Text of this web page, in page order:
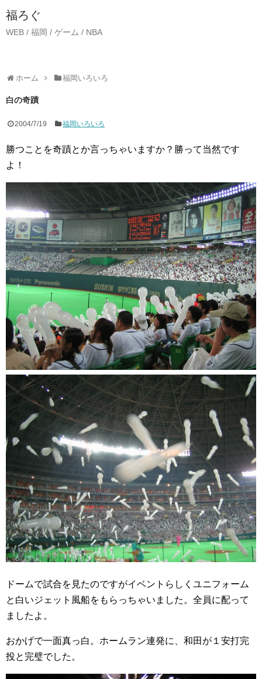
福ろぐ
WEB / 福岡 / ゲーム / NBA
ホーム 福岡いろいろ
白の奇蹟
2004/7/19 福岡いろいろ
勝つことを奇蹟とか言っちゃいますか？勝って当然です
よ！
ドームで試合を見たのですがイベントらしくユニフォーム
と白いジェット風船をもらっちゃいました。全員に配って
ましたよ。
おかげで一面真っ白。ホームラン連発に、和田が１安打完
投と完璧でした。